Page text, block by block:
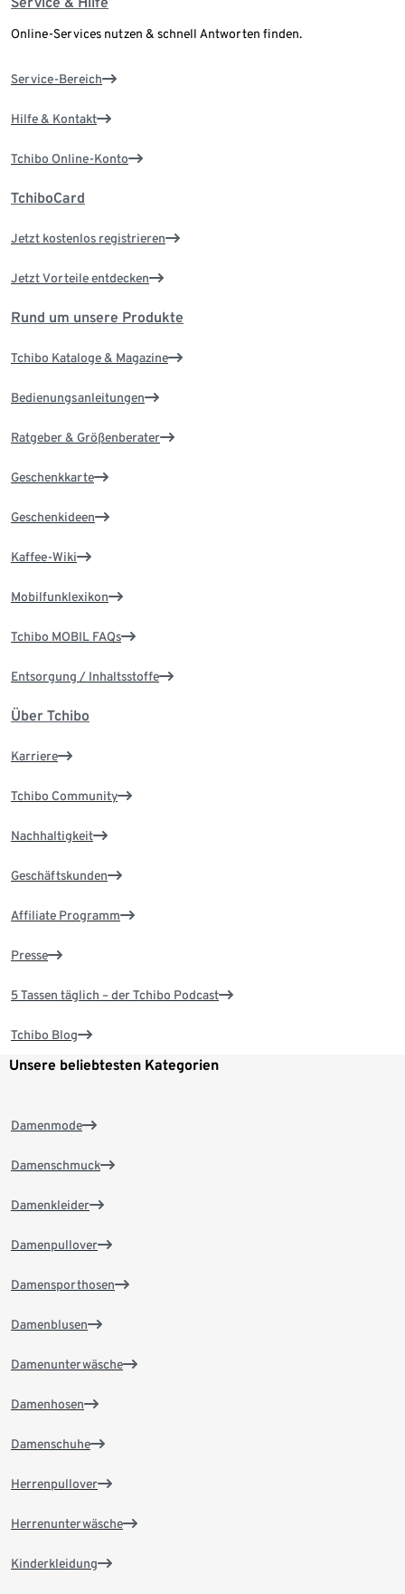
Online-Services nutzen & schnell Antworten finden.
Service-Bereich
Hilfe & Kontakt
Tchibo Online-Konto
TchiboCard
Jetzt kostenlos registrieren
Jetzt Vorteile entdecken
Rund um unsere Produkte
Tchibo Kataloge & Magazine
Bedienungsanleitungen
Ratgeber & Größenberater
Geschenkkarte
Geschenkideen
Kaffee-Wiki
Mobilfunklexikon
Tchibo MOBIL FAQs
Entsorgung / Inhaltsstoffe
Über Tchibo
Karriere
Tchibo Community
Nachhaltigkeit
Geschäftskunden
Affiliate Programm
Presse
5 Tassen täglich – der Tchibo Podcast
Tchibo Blog
Unsere beliebtesten Kategorien
Damenmode
Damenschmuck
Damenkleider
Damenpullover
Damensporthosen
Damenblusen
Damenunterwäsche
Damenhosen
Damenschuhe
Herrenpullover
Herrenunterwäsche
Kinderkleidung